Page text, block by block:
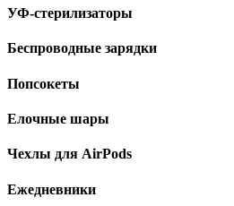
УФ-стерилизаторы
Беспроводные зарядки
Попсокеты
Елочные шары
Чехлы для AirPods
Ежедневники